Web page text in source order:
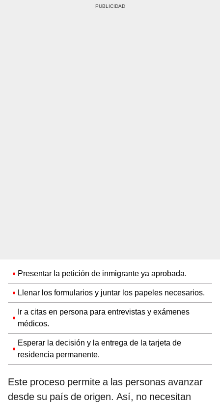
Presentar la petición de inmigrante ya aprobada.
Llenar los formularios y juntar los papeles necesarios.
Ir a citas en persona para entrevistas y exámenes
médicos.
Esperar la decisión y la entrega de la tarjeta de
residencia permanente.
Este proceso permite a las personas avanzar
desde su país de origen. Así, no necesitan